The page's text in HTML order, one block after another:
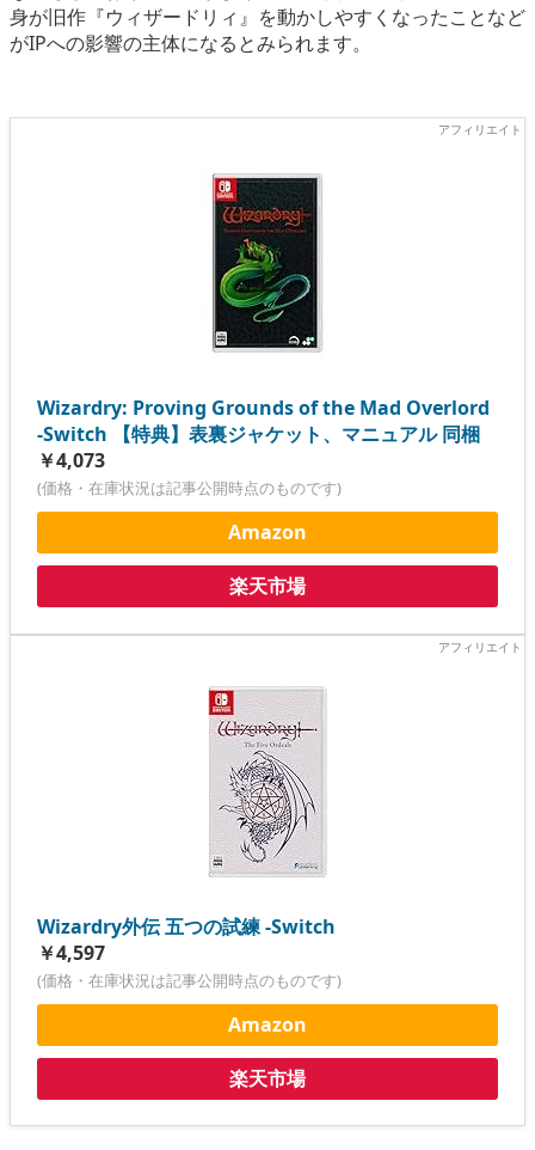
身が旧作『ウィザードリィ』を動かしやすくなったことなど
がIPへの影響の主体になるとみられます。
Wizardry: Proving Grounds of the Mad Overlord
-Switch 【特典】表裏ジャケット、マニュアル 同梱
￥4,073
(価格・在庫状況は記事公開時点のものです)
Amazon
楽天市場
Wizardry外伝 五つの試練 -Switch
￥4,597
(価格・在庫状況は記事公開時点のものです)
Amazon
楽天市場